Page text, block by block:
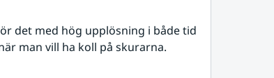
det med hög upplösning i både tid
man vill ha koll på skurarna.